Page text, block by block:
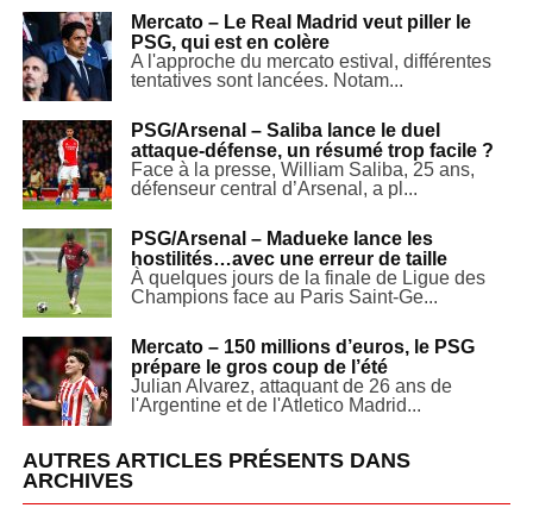
Mercato – Le Real Madrid veut piller le
PSG, qui est en colère
A l'approche du mercato estival, différentes
tentatives sont lancées. Notam...
PSG/Arsenal – Saliba lance le duel
attaque-défense, un résumé trop facile ?
Face à la presse, William Saliba, 25 ans,
défenseur central d’Arsenal, a pl...
PSG/Arsenal – Madueke lance les
hostilités…avec une erreur de taille
À quelques jours de la finale de Ligue des
Champions face au Paris Saint-Ge...
Mercato – 150 millions d’euros, le PSG
prépare le gros coup de l’été
Julian Alvarez, attaquant de 26 ans de
l'Argentine et de l'Atletico Madrid...
AUTRES ARTICLES PRÉSENTS DANS
ARCHIVES